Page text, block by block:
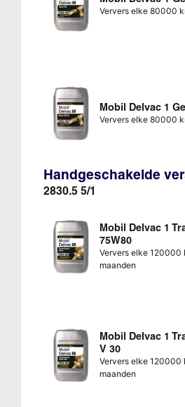
Ververs elke 80000
Mobil Delvac 1
Ververs elke 80000
Handgeschakelde
2830.5 5/1
Mobil Delvac 1
75W80
Ververs elke
maanden
Mobil Delvac 1
V 30
Ververs elke
maanden